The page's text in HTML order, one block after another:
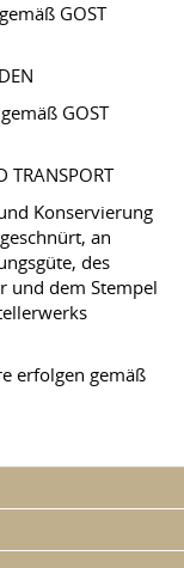
GOST
GOST
TRANSPORT
Konservierung
an
des
und dem Stempel
erfolgen gemäß